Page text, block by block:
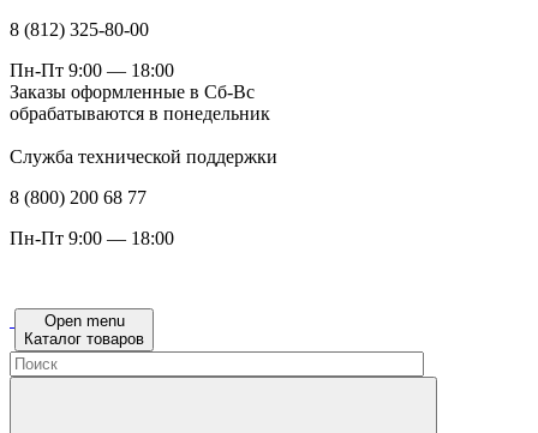
8 (812) 325-80-00
Пн-Пт 9:00 — 18:00
Заказы оформленные в Сб-Вс
обрабатываются в понедельник
Служба технической поддержки
8 (800) 200 68 77
Пн-Пт 9:00 — 18:00
Open menu
Каталог товаров